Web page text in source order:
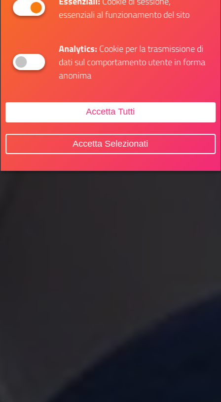
essenziali al funzionamento del sito
Analytics:Cookie per la trasmissione di
dati sul comportamento utente in forma
anonima
Accetta Tutti
Accetta Selezionati